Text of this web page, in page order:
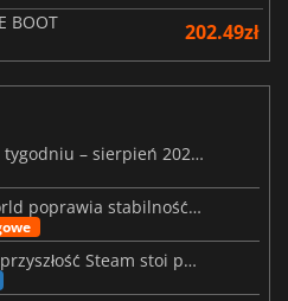
BOOT 202.49zł
Premiery gier wideo w tym tygodniu – sierpień 2026 r. (32. tydzień)
Nowa aktualizacja w Palworld poprawia stabilność Sunreach i walk z bossami
Projekt Helix znów w grze, przyszłość Steam stoi pod znakiem zapytania